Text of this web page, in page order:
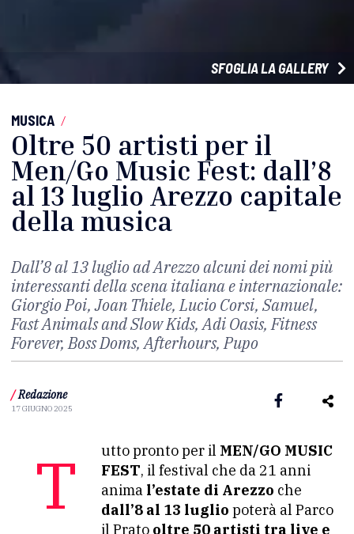
SFOGLIA LA GALLERY
MUSICA /
Oltre 50 artisti per il
Men/Go Music Fest: dall’8
al 13 luglio Arezzo capitale
della musica
Dall’8 al 13 luglio ad Arezzo alcuni dei nomi più
interessanti della scena italiana e internazionale:
Giorgio Poi, Joan Thiele, Lucio Corsi, Samuel,
Fast Animals and Slow Kids, Adi Oasis, Fitness
Forever, Boss Doms, Afterhours, Pupo
/ Redazione
17 GIUGNO 2025
Tutto pronto per il MEN/GO MUSIC
FEST, il festival che da 21 anni
anima l’estate di Arezzo che
dall’8 al 13 luglio poterà al Parco
il Prato oltre 50 artisti tra live e